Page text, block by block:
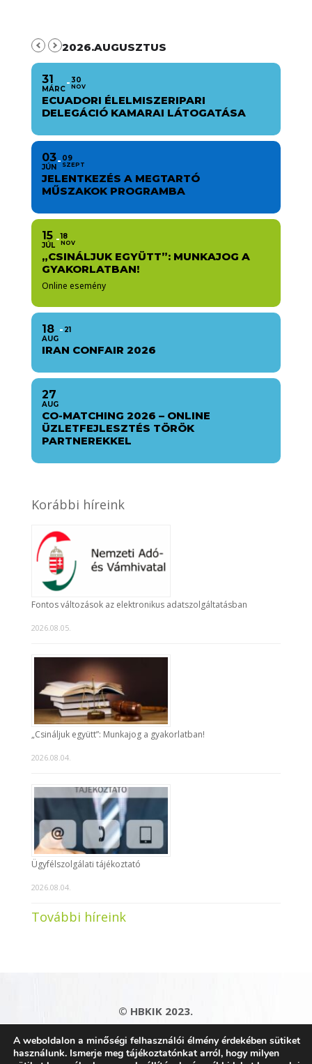
2026.AUGUSZTUS
31
MÁRC
30
NOV
ECUADORI ÉLELMISZERIPARI
DELEGÁCIÓ KAMARAI LÁTOGATÁSA
03
JÚN
09
SZEPT
JELENTKEZÉS A MEGTARTÓ
MŰSZAKOK PROGRAMBA
15
JÚL
18
NOV
„CSINÁLJUK EGYÜTT”: MUNKAJOG A
GYAKORLATBAN!
Online esemény
18
AUG
21
IRAN CONFAIR 2026
27
AUG
CO-MATCHING 2026 – ONLINE
ÜZLETFEJLESZTÉS TÖRÖK
PARTNEREKKEL
Korábbi híreink
Fontos változások az elektronikus adatszolgáltatásban
2026.08.05.
„Csináljuk együtt”: Munkajog a gyakorlatban!
2026.08.04.
Ügyfélszolgálati tájékoztató
2026.08.04.
További híreink
© HBKIK 2023.
Adatkezelési tájékoztató|Impresszum|
Kapcsolat|Honlaptérkép
A weboldalon a minőségi felhasználói élmény érdekében sütiket
használunk. Ismerje meg tájékoztatónkat arról, hogy milyen